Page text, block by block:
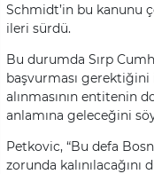
Schmidt’in bu kanunu
ileri sürdü.
Bu durumda Sırp
başvurması gerektiğini
alınmasının entitenin
anlamına geleceğini
Petkovic, “Bu defa
zorunda